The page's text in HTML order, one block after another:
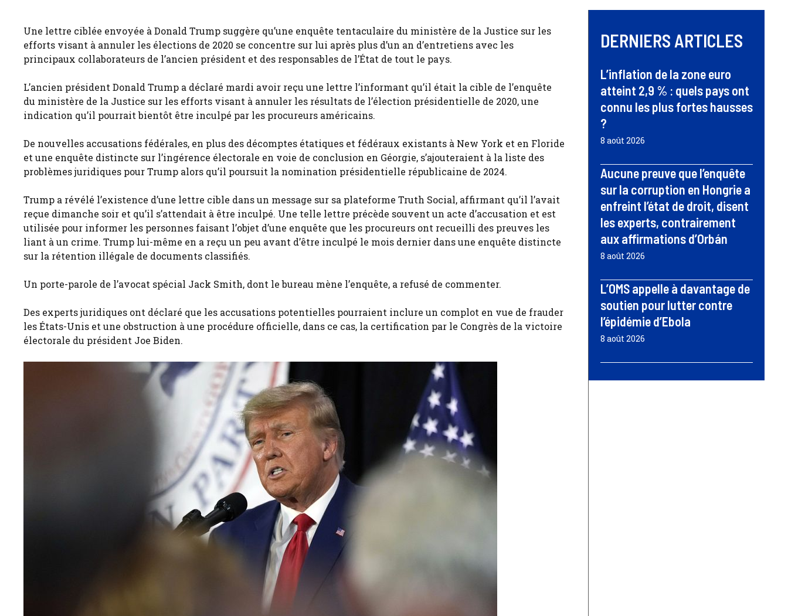
Une lettre ciblée envoyée à Donald Trump suggère qu’une enquête tentaculaire du ministère de la Justice sur les
efforts visant à annuler les élections de 2020 se concentre sur lui après plus d’un an d’entretiens avec les
principaux collaborateurs de l’ancien président et des responsables de l’État de tout le pays.
L’ancien président Donald Trump a déclaré mardi avoir reçu une lettre l’informant qu’il était la cible de l’enquête
du ministère de la Justice sur les efforts visant à annuler les résultats de l’élection présidentielle de 2020, une
indication qu’il pourrait bientôt être inculpé par les procureurs américains.
De nouvelles accusations fédérales, en plus des décomptes étatiques et fédéraux existants à New York et en Floride
et une enquête distincte sur l’ingérence électorale en voie de conclusion en Géorgie, s’ajouteraient à la liste des
problèmes juridiques pour Trump alors qu’il poursuit la nomination présidentielle républicaine de 2024.
Trump a révélé l’existence d’une lettre cible dans un message sur sa plateforme Truth Social, affirmant qu’il l’avait
reçue dimanche soir et qu’il s’attendait à être inculpé. Une telle lettre précède souvent un acte d’accusation et est
utilisée pour informer les personnes faisant l’objet d’une enquête que les procureurs ont recueilli des preuves les
liant à un crime. Trump lui-même en a reçu un peu avant d’être inculpé le mois dernier dans une enquête distincte
sur la rétention illégale de documents classifiés.
Un porte-parole de l’avocat spécial Jack Smith, dont le bureau mène l’enquête, a refusé de commenter.
Des experts juridiques ont déclaré que les accusations potentielles pourraient inclure un complot en vue de frauder
les États-Unis et une obstruction à une procédure officielle, dans ce cas, la certification par le Congrès de la victoire
électorale du président Joe Biden.
DERNIERS ARTICLES
L’inflation de la zone euro
atteint 2,9 % : quels pays ont
connu les plus fortes hausses
?
8 août 2026
Aucune preuve que l’enquête
sur la corruption en Hongrie a
enfreint l’état de droit, disent
les experts, contrairement
aux affirmations d’Orbán
8 août 2026
L’OMS appelle à davantage de
soutien pour lutter contre
l’épidémie d’Ebola
8 août 2026